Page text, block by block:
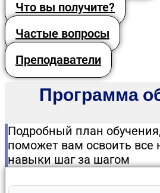
Что вы получите?
Частые вопросы
Преподаватели
Программа
Подробный план
поможет вам освоить все
навыки шаг за шагом